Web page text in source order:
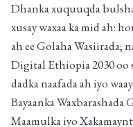
Dhanka xuquuqda
xusay waxaa ka mid ah:
ah ee Golaha Wasiirada;
Digital Ethiopia 2030 oo
dadka naafada ah iyo
Bayaanka Waxbarashada
Maamulka iyo